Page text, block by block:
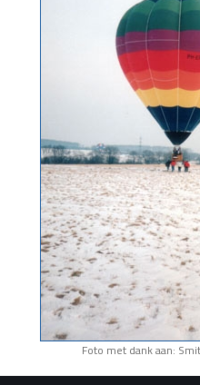
Foto met dank aan: